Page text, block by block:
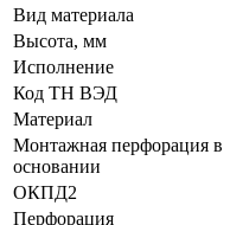
Вид материала
Высота, мм
Исполнение
Код ТН ВЭД
Материал
Монтажная перфорация в
основании
ОКПД2
Перфорация